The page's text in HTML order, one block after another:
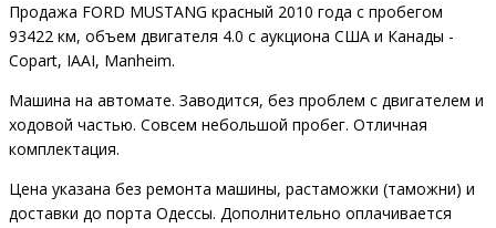
Продажа FORD MUSTANG красный 2010 года с пробегом
93422 км, объем двигателя 4.0 с аукциона США и Канады -
Copart, IAAI, Manheim.
Машина на автомате. Заводится, без проблем с двигателем и
ходовой частью. Совсем небольшой пробег. Отличная
комплектация.
Цена указана без ремонта машины, растаможки (таможни) и
доставки до порта Одессы. Дополнительно оплачивается